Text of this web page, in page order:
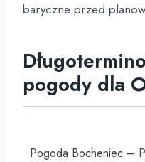
baryczne przed
pogody dla
Pogoda Bocheniec –